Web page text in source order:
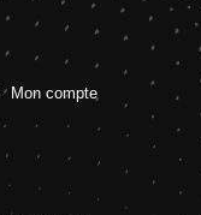
Mon compte